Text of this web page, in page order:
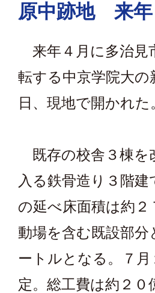
原中跡地 来年
来年４月に多治見
転する中京学院大
日、現地で開かれた
既存の校舎３棟を
入る鉄骨造り３階
の延べ床面積は約
動場を含む既設部
ートルとなる。７
定。総工費は約２０